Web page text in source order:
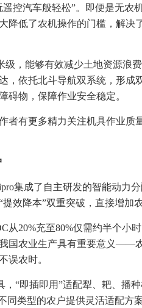
控汽车般轻松”。即便是无农
降低了农机操作的门槛，解决
，能够有效减少土地资源浪
，依托北斗导航双系统，形成
碍物，保障作业安全稳定。
者有更多精力关注机具作业质
集成了自主研发的智能动力
效降本”双重突破，直接增加农
从20%充至80%仅需约半个小
国农业生产具有重要意义——
误农时。
“即插即用”适配犁、耙、播
同类型的农户提供灵活适配方